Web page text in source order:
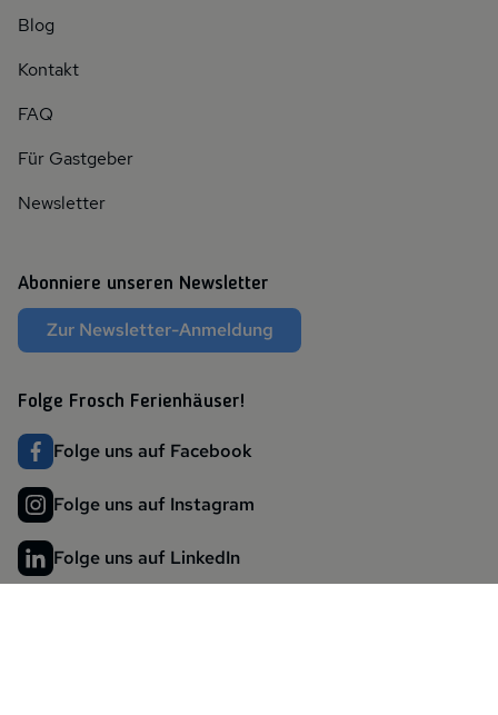
Blog
Kontakt
FAQ
Für Gastgeber
Newsletter
Abonniere unseren Newsletter
Zur Newsletter-Anmeldung
Folge Frosch Ferienhäuser!
Folge uns auf Facebook
Folge uns auf Instagram
Folge uns auf LinkedIn